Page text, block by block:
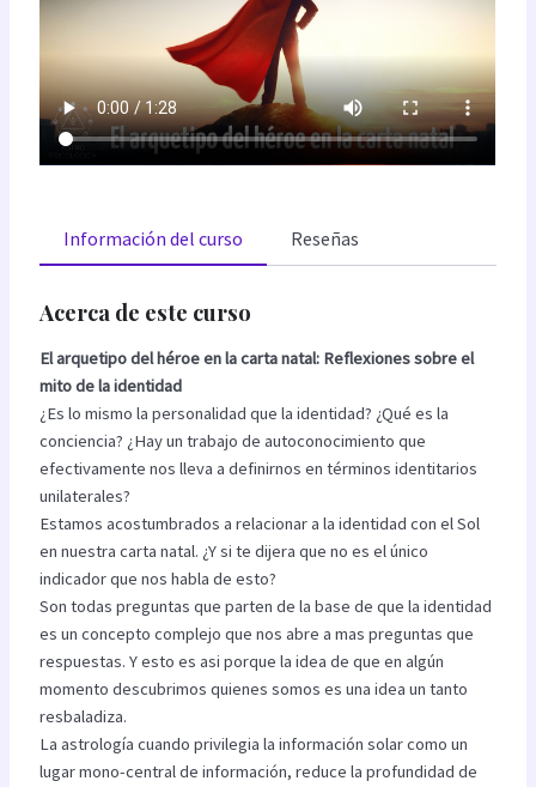
Información del curso Reseñas
Acerca de este curso
El arquetipo del héroe en la carta natal: Reflexiones sobre el
mito de la identidad
¿Es lo mismo la personalidad que la identidad? ¿Qué es la
conciencia? ¿Hay un trabajo de autoconocimiento que
efectivamente nos lleva a definirnos en términos identitarios
unilaterales?
Estamos acostumbrados a relacionar a la identidad con el Sol
en nuestra carta natal. ¿Y si te dijera que no es el único
indicador que nos habla de esto?
Son todas preguntas que parten de la base de que la identidad
es un concepto complejo que nos abre a mas preguntas que
respuestas. Y esto es asi porque la idea de que en algún
momento descubrimos quienes somos es una idea un tanto
resbaladiza.
La astrología cuando privilegia la información solar como un
lugar mono-central de información, reduce la profundidad de